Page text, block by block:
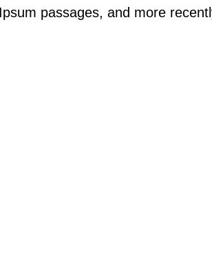
passages, and more